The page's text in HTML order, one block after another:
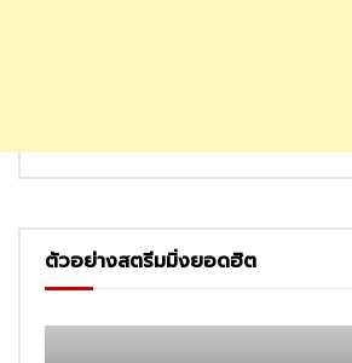
ตัวอย่างสตรีมมิ่งยอดฮิต